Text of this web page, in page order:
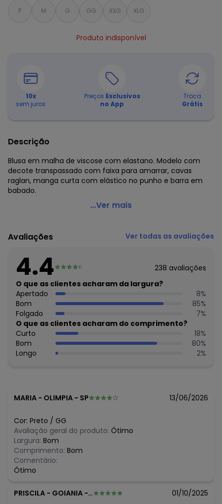
P M G GG XXG XLG
Produto indisponível
10x
sem juros
Preços Exclusivos
no App
Troca
Grátis
Descrição
Blusa em malha de viscose com elastano. Modelo com
decote transpassado com faixa para amarrar, cavas
raglan, manga curta com elástico no punho e barra em
babado.
Outlet - Blusa Listrado Preto com Detalhe de Amarrar
Modelagem: Solto
Comprimento da manga: Curta
Decote costas: Redondo
Complemento: Babado; detalhe para amarrar; elástico
Cava: Raglan
Tecido: Malha
Composição: 96% viscose 4% elastano
Histórico de preços
O preço apresentado abaixo é o menor oferecido em
algum dia do mês, para o menor tamanho disponível.
agosto/2026
N/D*
abril/2026 N/D*
fevereiro/2026
...Ver mais
Avaliações Ver todas as avaliações
4.4 238 avaliações
O que as clientes acharam da largura?
Apertado
8%
Bom
85%
Folgado
7%
O que as clientes acharam do comprimento?
Curto
18%
Bom
80%
Longo
2%
MARIA - OLIMPIA - SP 13/06/2026
Cor: Preto / GG
Avaliação geral do produto: Ótimo
Largura: Bom
Comprimento: Bom
Comentário:
Ótimo
PRISCILA - GOIANIA - GO 01/10/2025